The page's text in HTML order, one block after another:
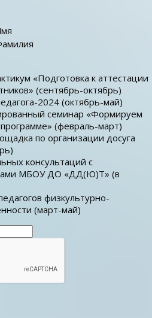
«Подготовка к аттестации
(сентябрь-октябрь)
2024 (октябрь-май)
семинар «Формируем
(февраль-март)
по организации досуга
консультаций с
МБОУ ДО «ДД(Ю)Т» (в
физкультурно-
(март-май)